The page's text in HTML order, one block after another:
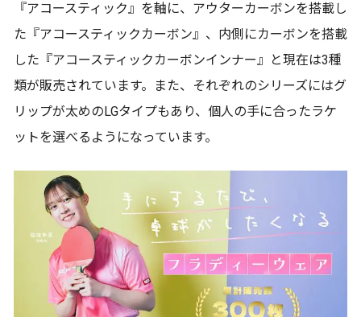
『アコースティック』を軸に、アウターカーボンを搭載し
た『アコースティックカーボン』、内側にカーボンを搭載
した『アコースティックカーボンインナー』と現在は3種
類が販売されています。また、それぞれのシリーズにはグ
リップが太めのLGタイプもあり、個人の手に合ったラケ
ットを選べるようになっています。